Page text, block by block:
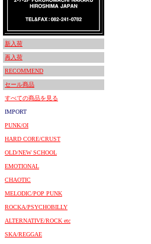
新入荷
再入荷
RECOMMEND
セール商品
すべての商品を見る
IMPORT
PUNK/OI
HARD CORE/CRUST
OLD/NEW SCHOOL
EMOTIONAL
CHAOTIC
MELODIC/POP PUNK
ROCKA/PSYCHOBILLY
ALTERNATIVE/ROCK etc
SKA/REGGAE